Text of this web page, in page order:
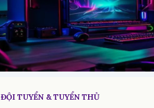
ĐỘI TUYỂN & TUYỂN THỦ